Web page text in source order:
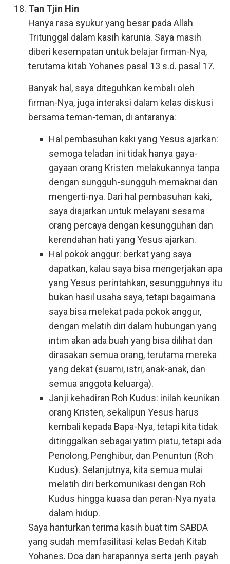
Tan Tjin Hin
Hanya rasa syukur yang besar pada Allah
Tritunggal dalam kasih karunia. Saya masih
diberi kesempatan untuk belajar firman-Nya,
terutama kitab Yohanes pasal 13 s.d. pasal 17.
Banyak hal, saya diteguhkan kembali oleh
firman-Nya, juga interaksi dalam kelas diskusi
bersama teman-teman, di antaranya:
Hal pembasuhan kaki yang Yesus ajarkan:
semoga teladan ini tidak hanya gaya-
gayaan orang Kristen melakukannya tanpa
dengan sungguh-sungguh memaknai dan
mengerti-nya. Dari hal pembasuhan kaki,
saya diajarkan untuk melayani sesama
orang percaya dengan kesungguhan dan
kerendahan hati yang Yesus ajarkan.
Hal pokok anggur: berkat yang saya
dapatkan, kalau saya bisa mengerjakan apa
yang Yesus perintahkan, sesungguhnya itu
bukan hasil usaha saya, tetapi bagaimana
saya bisa melekat pada pokok anggur,
dengan melatih diri dalam hubungan yang
intim akan ada buah yang bisa dilihat dan
dirasakan semua orang, terutama mereka
yang dekat (suami, istri, anak-anak, dan
semua anggota keluarga).
Janji kehadiran Roh Kudus: inilah keunikan
orang Kristen, sekalipun Yesus harus
kembali kepada Bapa-Nya, tetapi kita tidak
ditinggalkan sebagai yatim piatu, tetapi ada
Penolong, Penghibur, dan Penuntun (Roh
Kudus). Selanjutnya, kita semua mulai
melatih diri berkomunikasi dengan Roh
Kudus hingga kuasa dan peran-Nya nyata
dalam hidup.
Saya hanturkan terima kasih buat tim SABDA
yang sudah memfasilitasi kelas Bedah Kitab
Yohanes. Doa dan harapannya serta jerih payah